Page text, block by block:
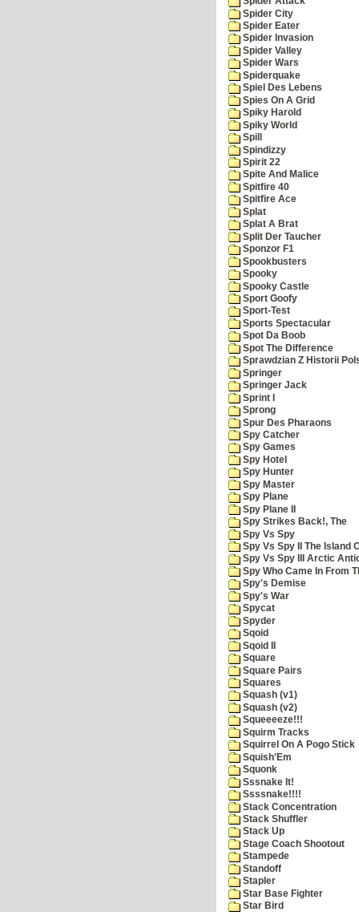
Spider City
Spider Eater
Spider Invasion
Spider Valley
Spider Wars
Spiderquake
Spiel Des Lebens
Spies On A Grid
Spiky Harold
Spiky World
Spill
Spindizzy
Spirit 22
Spite And Malice
Spitfire 40
Spitfire Ace
Splat
Splat A Brat
Split Der Taucher
Sponzor F1
Spookbusters
Spooky
Spooky Castle
Sport Goofy
Sport-Test
Sports Spectacular
Spot Da Boob
Spot The Difference
Sprawdzian Z Historii
Springer
Springer Jack
Sprint I
Sprong
Spur Des Pharaons
Spy Catcher
Spy Games
Spy Hotel
Spy Hunter
Spy Master
Spy Plane
Spy Plane II
Spy Strikes Back!, The
Spy Vs Spy
Spy Vs Spy II The Island
Spy Vs Spy III Arctic
Spy Who Came In From
Spy's Demise
Spy's War
Spycat
Spyder
Sqoid
Sqoid II
Square
Square Pairs
Squares
Squash (v1)
Squash (v2)
Squeeeeze!!!
Squirm Tracks
Squirrel On A Pogo Stick
Squish'Em
Squonk
Sssnake It!
Ssssnake!!!!
Stack Concentration
Stack Shuffler
Stack Up
Stage Coach Shootout
Stampede
Standoff
Stapler
Star Base Fighter
Star Bird